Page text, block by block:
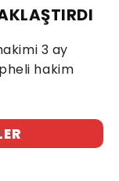
3 ay
hakim